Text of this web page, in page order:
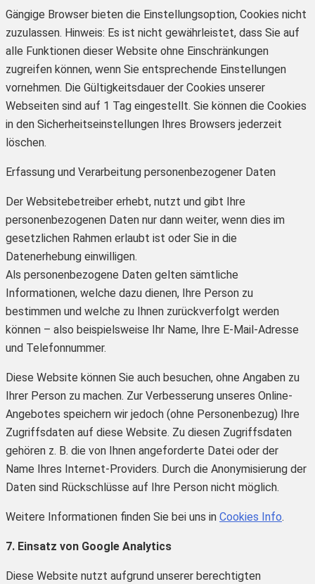
Gängige Browser bieten die Einstellungsoption, Cookies nicht
zuzulassen. Hinweis: Es ist nicht gewährleistet, dass Sie auf
alle Funktionen dieser Website ohne Einschränkungen
zugreifen können, wenn Sie entsprechende Einstellungen
vornehmen. Die Gültigkeitsdauer der Cookies unserer
Webseiten sind auf 1 Tag eingestellt. Sie können die Cookies
in den Sicherheitseinstellungen Ihres Browsers jederzeit
löschen.
Erfassung und Verarbeitung personenbezogener Daten
Der Websitebetreiber erhebt, nutzt und gibt Ihre
personenbezogenen Daten nur dann weiter, wenn dies im
gesetzlichen Rahmen erlaubt ist oder Sie in die
Datenerhebung einwilligen.
Als personenbezogene Daten gelten sämtliche
Informationen, welche dazu dienen, Ihre Person zu
bestimmen und welche zu Ihnen zurückverfolgt werden
können – also beispielsweise Ihr Name, Ihre E-Mail-Adresse
und Telefonnummer.
Diese Website können Sie auch besuchen, ohne Angaben zu
Ihrer Person zu machen. Zur Verbesserung unseres Online-
Angebotes speichern wir jedoch (ohne Personenbezug) Ihre
Zugriffsdaten auf diese Website. Zu diesen Zugriffsdaten
gehören z. B. die von Ihnen angeforderte Datei oder der
Name Ihres Internet-Providers. Durch die Anonymisierung der
Daten sind Rückschlüsse auf Ihre Person nicht möglich.
Weitere Informationen finden Sie bei uns in Cookies Info.
7. Einsatz von Google Analytics
Diese Website nutzt aufgrund unserer berechtigten